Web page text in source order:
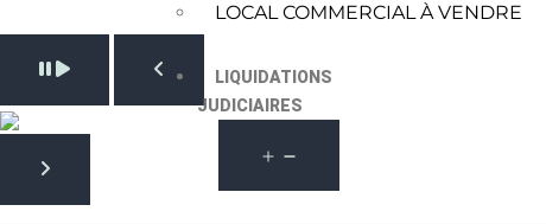
LOCAL COMMERCIAL À VENDRE
LIQUIDATIONS
JUDICIAIRES
Pause slide rotation
Resume slide rotation
Previous slide